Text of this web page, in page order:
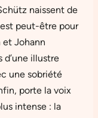
naissent de
peut-être pour
et Johann
illustre
une sobriété
porte la voix
intense : la